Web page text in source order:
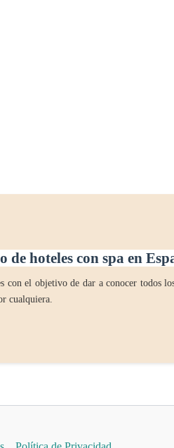
hoteles con spa en
el objetivo de dar a conocer todos
cualquiera.